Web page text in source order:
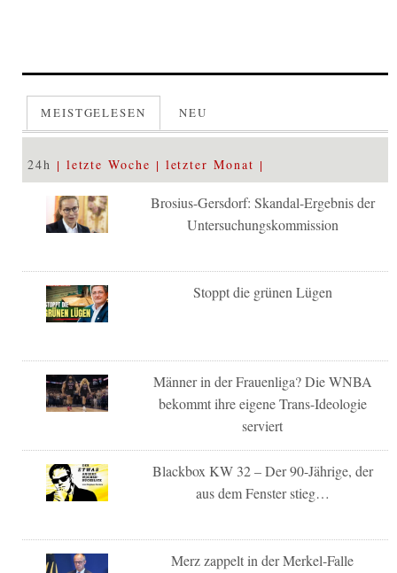
MEISTGELESEN NEU
24h letzte Woche letzter Monat
Brosius-Gersdorf: Skandal-Ergebnis der
Untersuchungskommission
Stoppt die grünen Lügen
Männer in der Frauenliga? Die WNBA
bekommt ihre eigene Trans-Ideologie
serviert
Blackbox KW 32 – Der 90-Jährige, der
aus dem Fenster stieg…
Merz zappelt in der Merkel-Falle